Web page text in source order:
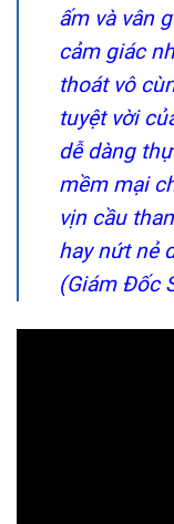
ấm và vân
cảm giác
thoát vô
tuyệt vời
dễ dàng
mềm mại
vịn cầu
hay nứt nẻ
(Giám Đốc